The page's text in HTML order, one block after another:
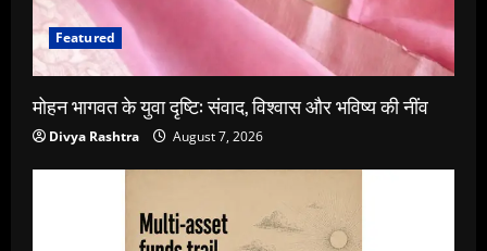
Featured
मोहन भागवत के युवा दृष्टि: संवाद, विश्वास और भविष्य की नींव
Divya Rashtra August 7, 2026